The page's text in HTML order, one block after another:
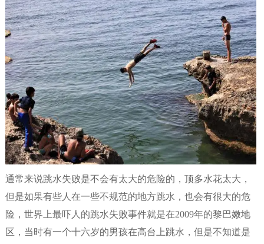
通常来说跳水失败是不会有太大的危险的，顶多水花太大，
但是如果有些人在一些不规范的地方跳水，也会有很大的危
险，世界上最吓人的跳水失败事件就是在2009年的黎巴嫩地
区，当时有一个十六岁的男孩在高台上跳水，但是不知道是